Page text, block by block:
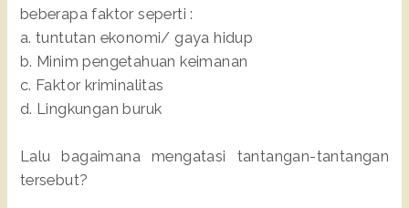
beberapa faktor seperti :
a. tuntutan ekonomi/ gaya hidup
b. Minim pengetahuan keimanan
c. Faktor kriminalitas
d. Lingkungan buruk
Lalu bagaimana mengatasi tantangan-tantangan
tersebut?